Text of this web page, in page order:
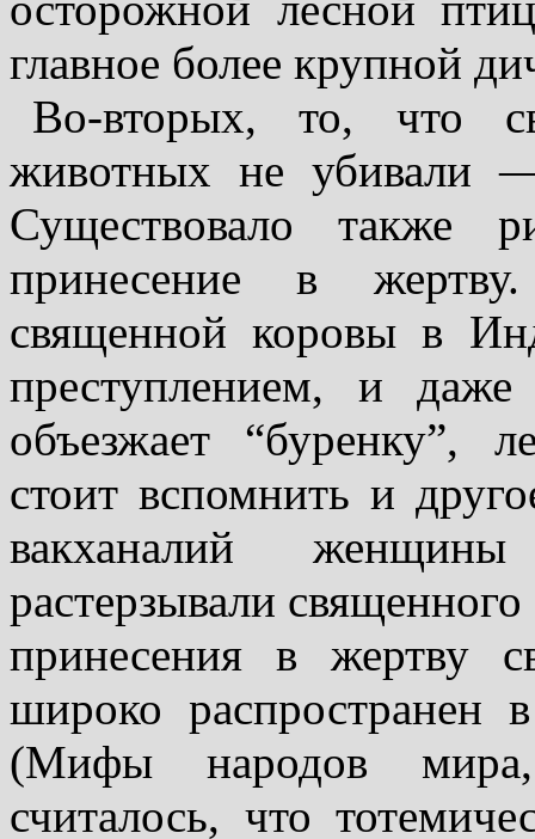
главное более крупной
Во-вторых, то, что
животных не уби­вали
Существовало также
принесение в
священной коровы в
преступлением, и даже
объезжает “буренку”,
стоит вспомнить и
вакханалий
растерзывали
принесения в жертву
широко распространен
(Мифы народов
считалось, что